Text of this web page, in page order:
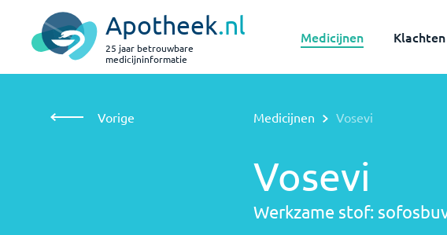
Apotheek.nl
25 jaar betrouwbare
medicijninformatie
Medicijnen
Vosevi
voxilaprevir
de
Vorige Medicijnen Vosevi
Vosevi
Werkzame stof: